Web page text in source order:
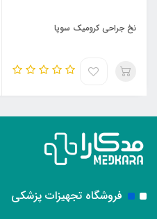
نخ جراحی کرومیک سوپا
فروشگاه تجهیزات پزشکی